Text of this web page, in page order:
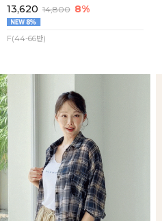
13,620 14,800 8%
F(44-66반)